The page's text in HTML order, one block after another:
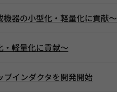
器の小型化・軽量化に貢献～
軽量化に貢献～
インダクタを開発開始